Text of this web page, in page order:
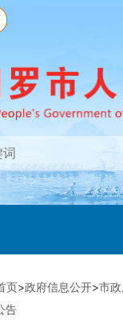
页>政府信息公开>市
告